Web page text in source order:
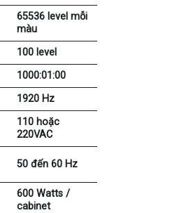
65536 level mỗi
màu
100 level
1000:01:00
1920 Hz
110 hoặc
220VAC
50 đến 60 Hz
600 Watts /
cabinet